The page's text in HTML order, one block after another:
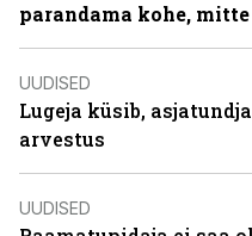
parandama kohe,
UUDISED
Lugeja küsib,
arvestus
UUDISED